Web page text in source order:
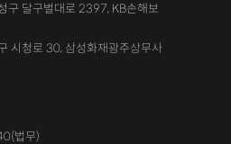
구 달구벌대로 2397, KB손해보
시청로 30, 삼성화재광주상무사
법무)